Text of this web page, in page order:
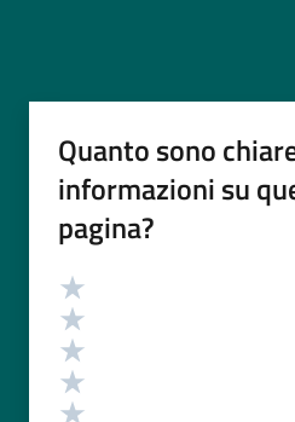
Quanto sono
informazioni su
pagina?
Valutazione